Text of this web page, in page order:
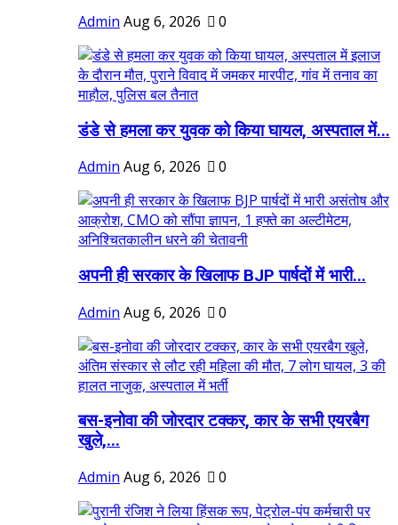
Admin Aug 6, 2026 0
डंडे से हमला कर युवक को किया घायल, अस्पताल में...
Admin Aug 6, 2026 0
अपनी ही सरकार के खिलाफ BJP पार्षदों में भारी...
Admin Aug 6, 2026 0
बस-इनोवा की जोरदार टक्कर, कार के सभी एयरबैग
खुले,...
Admin Aug 6, 2026 0